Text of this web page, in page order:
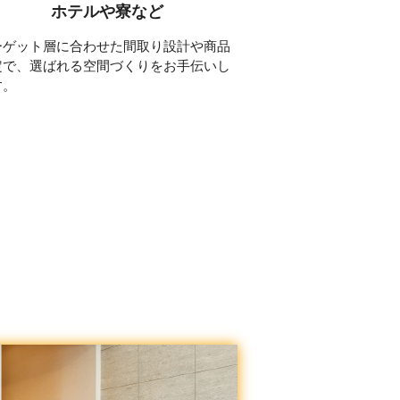
ホテルや寮など
ット層に合わせた間取り設計や商品
、選ばれる空間づくりをお手伝いし